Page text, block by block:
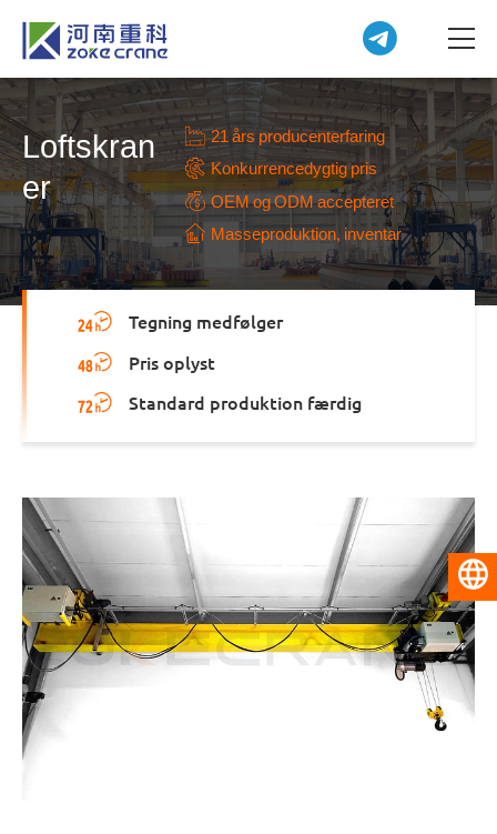
Loftskran
er
21 års producenterfaring
Konkurrencedygtig pris
OEM og ODM accepteret
Masseproduktion, inventar
Tegning medfølger
Pris oplyst
Standard produktion færdig
Dansk